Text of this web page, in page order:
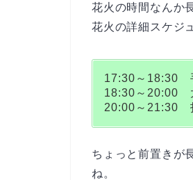
花火の時間なんか
花火の詳細スケジ
17:30～18:30
18:30～20:00
20:00～21:30
ちょっと前置きが
ね。